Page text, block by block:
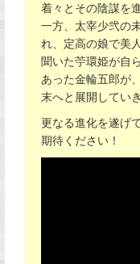
着々とその陰謀を
一方、太宰少弐の
れ、定高の娘で美
聞いた苧環姫が自
あった金輪五郎が
末へと展開してい
更なる進化を遂げ
期待ください！